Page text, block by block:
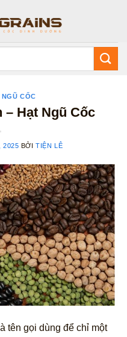
CỐC
– Hạt Ngũ Cốc
2025 BỞITIỆN LÊ
tên gọi dùng để chỉ một